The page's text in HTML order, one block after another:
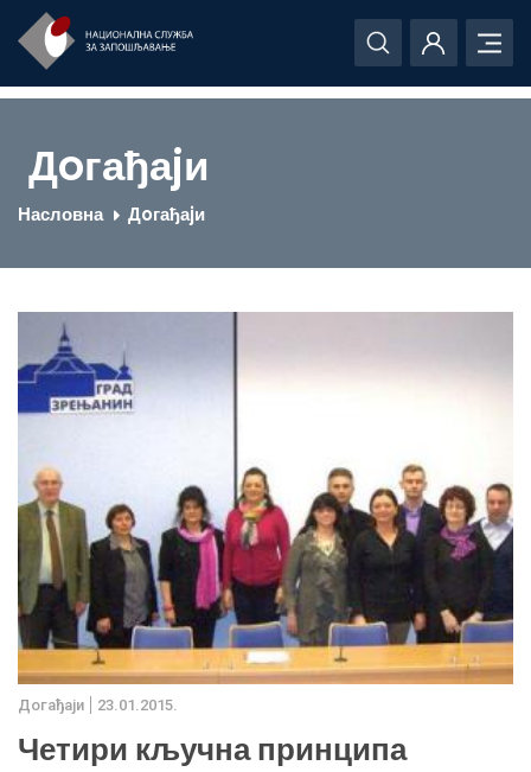
Дoгађаjи
Насловна Дoгађаjи
Дoгађаjи 23.01.2015.
Четири кључна принципа